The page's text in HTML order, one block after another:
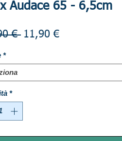
Audace 65 - 6,5cm
€ Prezzo
11,90 €Prezzo
*
*